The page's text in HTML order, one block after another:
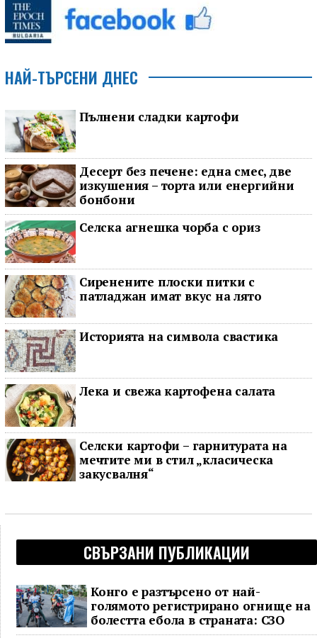
НАЙ-ТЪРСЕНИ ДНЕС
Пълнени сладки картофи
Десерт без печене: една смес, две
изкушения – торта или енергийни
бонбони
Селска агнешка чорба с ориз
Сиренените плоски питки с
патладжан имат вкус на лято
Историята на символа свастика
Лека и свежа картофена салата
Селски картофи – гарнитурата на
мечтите ми в стил „класическа
закусвалня“
СВЪРЗАНИ ПУБЛИКАЦИИ
Конго е разтърсено от най-
голямото регистрирано огнище на
болестта ебола в страната: СЗО